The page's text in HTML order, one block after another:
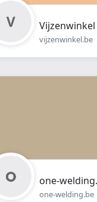
Vijzenwinkel
vijzenwinkel.be
one-
one-welding.be